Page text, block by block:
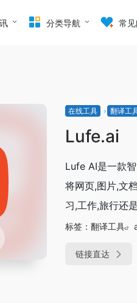
分类导航 常
在线工具 翻译工
Lufe.ai
Lufe AI是一款
将网页,图片,文
习,工作,旅行还
标签： 翻译工具
链接直达